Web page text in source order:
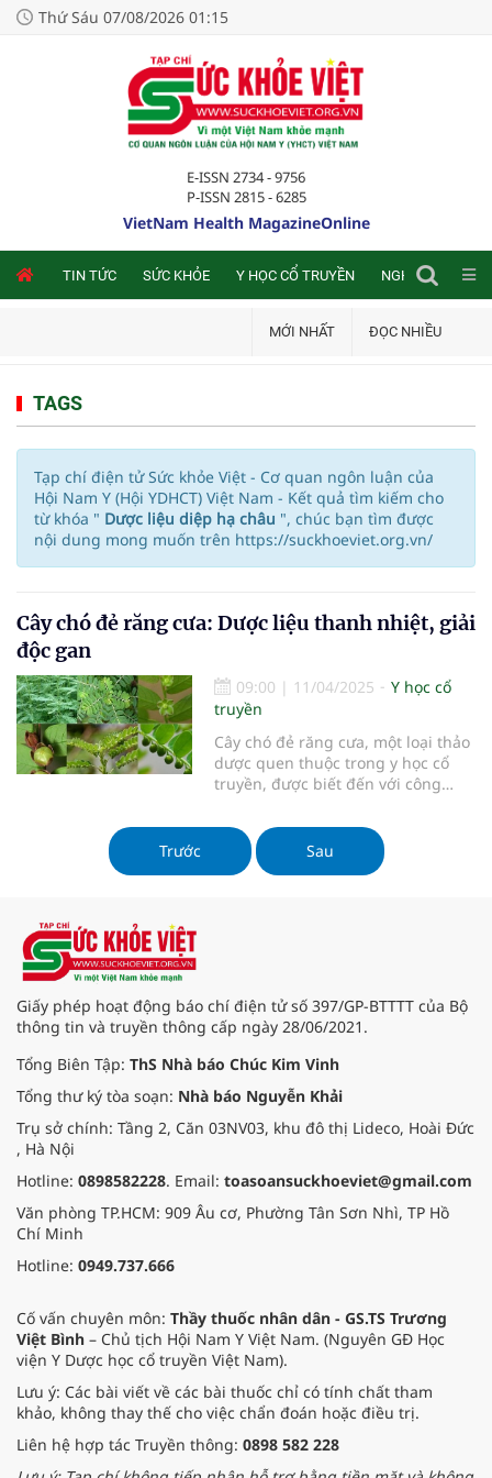
Thứ Sáu 07/08/2026 01:15
E-ISSN 2734 - 9756
P-ISSN 2815 - 6285
VietNam Health MagazineOnline
TIN TỨC SỨC KHỎE Y HỌC CỔ TRUYỀN NGHIÊN CỨU
MỚI NHẤT ĐỌC NHIỀU
TAGS
Tạp chí điện tử Sức khỏe Việt - Cơ quan ngôn luận của
Hội Nam Y (Hội YDHCT) Việt Nam - Kết quả tìm kiếm cho
từ khóa " Dược liệu diệp hạ châu ", chúc bạn tìm được
nội dung mong muốn trên https://suckhoeviet.org.vn/
Cây chó đẻ răng cưa: Dược liệu thanh nhiệt, giải
độc gan
09:00 | 11/04/2025
Y học cổ
truyền
Cây chó đẻ răng cưa, một loại thảo
dược quen thuộc trong y học cổ
truyền, được biết đến với công
hỗ trợ điều trị nhiều bệnh lý. Với
thành phần dược tính đa dạng, cây
chó đẻ răng cưa đã trở thành lựa
Trước Sau
Giấy phép hoạt động báo chí điện tử số 397/GP-BTTTT của Bộ
thông tin và truyền thông cấp ngày 28/06/2021.
Tổng Biên Tập: ThS Nhà báo Chúc Kim Vinh
Tổng thư ký tòa soạn: Nhà báo Nguyễn Khải
Trụ sở chính: Tầng 2, Căn 03NV03, khu đô thị Lideco, Hoài Đức
, Hà Nội
Hotline: 0898582228. Email: toasoansuckhoeviet@gmail.com
Văn phòng TP.HCM: 909 Âu cơ, Phường Tân Sơn Nhì, TP Hồ
Chí Minh
Hotline: 0949.737.666
Cố vấn chuyên môn: Thầy thuốc nhân dân - GS.TS Trương
Việt Bình – Chủ tịch Hội Nam Y Việt Nam. (Nguyên GĐ Học
viện Y Dược học cổ truyền Việt Nam).
Lưu ý: Các bài viết về các bài thuốc chỉ có tính chất tham
khảo, không thay thế cho việc chẩn đoán hoặc điều trị.
Liên hệ hợp tác Truyền thông: 0898 582 228